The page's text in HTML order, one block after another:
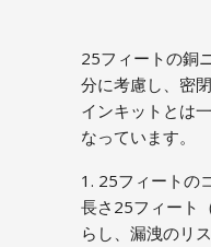
25フィートの銅
分に考慮し、密
インキットとは
なっています。
1. 25フィートの
長さ25フィート
らし、漏洩のリ